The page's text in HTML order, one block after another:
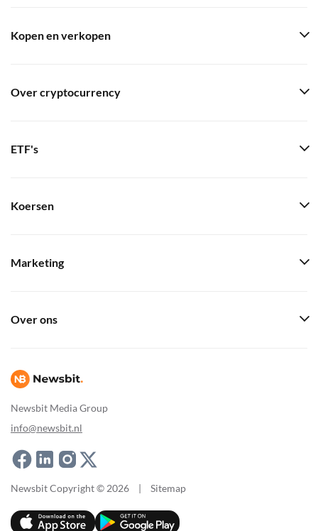
Newsbit Media Group
info@newsbit.nl
Kopen en verkopen
Over cryptocurrency
ETF's
Koersen
Marketing
Over ons
Newsbit Copyright © 2026 | Sitemap